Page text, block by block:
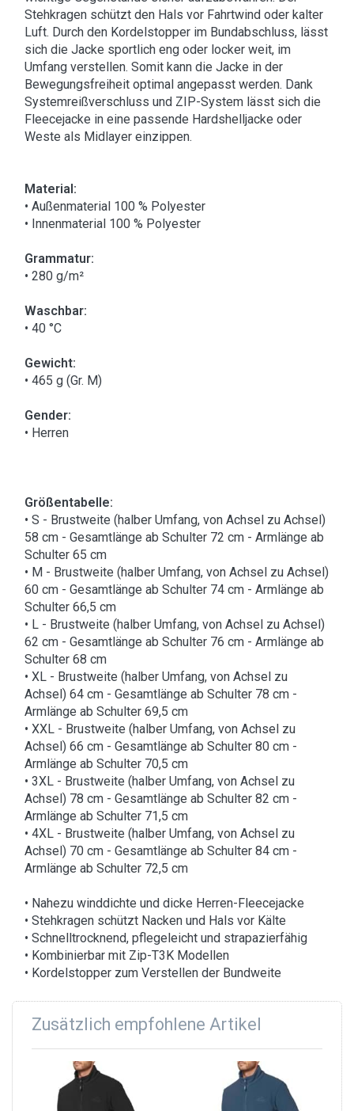
Stehkragen schützt den Hals vor Fahrtwind oder kalter
Luft. Durch den Kordelstopper im Bundabschluss, lässt
sich die Jacke sportlich eng oder locker weit, im
Umfang verstellen. Somit kann die Jacke in der
Bewegungsfreiheit optimal angepasst werden. Dank
Systemreißverschluss und ZIP-System lässt sich die
Fleecejacke in eine passende Hardshelljacke oder
Weste als Midlayer einzippen.
Material:
• Außenmaterial 100 % Polyester
• Innenmaterial 100 % Polyester
Grammatur:
• 280 g/m²
Waschbar:
• 40 °C
Gewicht:
• 465 g (Gr. M)
Gender:
• Herren
Größentabelle:
• S - Brustweite (halber Umfang, von Achsel zu Achsel)
58 cm - Gesamtlänge ab Schulter 72 cm - Armlänge ab
Schulter 65 cm
• M - Brustweite (halber Umfang, von Achsel zu Achsel)
60 cm - Gesamtlänge ab Schulter 74 cm - Armlänge ab
Schulter 66,5 cm
• L - Brustweite (halber Umfang, von Achsel zu Achsel)
62 cm - Gesamtlänge ab Schulter 76 cm - Armlänge ab
Schulter 68 cm
• XL - Brustweite (halber Umfang, von Achsel zu
Achsel) 64 cm - Gesamtlänge ab Schulter 78 cm -
Armlänge ab Schulter 69,5 cm
• XXL - Brustweite (halber Umfang, von Achsel zu
Achsel) 66 cm - Gesamtlänge ab Schulter 80 cm -
Armlänge ab Schulter 70,5 cm
• 3XL - Brustweite (halber Umfang, von Achsel zu
Achsel) 78 cm - Gesamtlänge ab Schulter 82 cm -
Armlänge ab Schulter 71,5 cm
• 4XL - Brustweite (halber Umfang, von Achsel zu
Achsel) 70 cm - Gesamtlänge ab Schulter 84 cm -
Armlänge ab Schulter 72,5 cm
• Nahezu winddichte und dicke Herren-Fleecejacke
• Stehkragen schützt Nacken und Hals vor Kälte
• Schnelltrocknend, pflegeleicht und strapazierfähig
• Kombinierbar mit Zip-T3K Modellen
• Kordelstopper zum Verstellen der Bundweite
Zusätzlich empfohlene Artikel